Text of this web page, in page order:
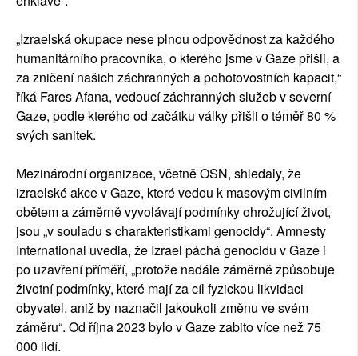
„Izraelská okupace nese plnou odpovědnost za každého
humanitárního pracovníka, o kterého jsme v Gaze přišli, a
za zničení našich záchranných a pohotovostních kapacit,“
říká Fares Afana, vedoucí záchranných služeb v severní
Gaze, podle kterého od začátku války přišli o téměř 80 %
svých sanitek.
Mezinárodní organizace, včetně OSN, shledaly, že
izraelské akce v Gaze, které vedou k masovým civilním
obětem a záměrně vyvolávají podmínky ohrožující život,
jsou „v souladu s charakteristikami genocidy“. Amnesty
International uvedla, že Izrael páchá genocidu v Gaze i
po uzavření příměří, „protože nadále záměrně způsobuje
životní podmínky, které mají za cíl fyzickou likvidaci
obyvatel, aniž by naznačil jakoukoli změnu ve svém
záměru“. Od října 2023 bylo v Gaze zabito více než 75
000 lidí.